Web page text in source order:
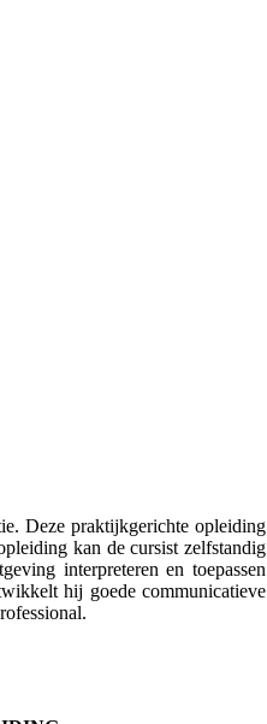
Deze praktijkgerichte opleiding
kan de cursist zelfstandig
interpreteren en toepassen
hij goede communicatieve